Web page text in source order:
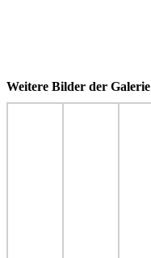
Weitere Bilder der Galerie